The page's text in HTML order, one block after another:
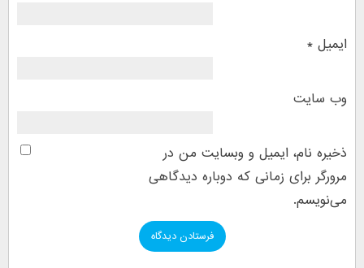
ایمیل *
وب‌ سایت
ذخیره نام، ایمیل و وبسایت من در
مرورگر برای زمانی که دوباره دیدگاهی
می‌نویسم.